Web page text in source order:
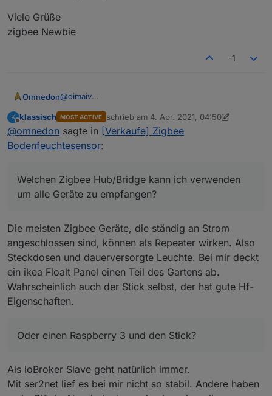
Viele Grüße
zigbee Newbie
-1
Omnedon@dimaiv
Ich würde gerne 3 oder 4 Bodenfeuchte Sensoren
im Garten platzieren - Radius ca. 20 m.
Welchen Zigbee Hub/Bridge kann ich verwenden
Stelle, sodaß der USB-Stick hier keine Hilfe ist.
Am besten über LAN/WLAN mit ioBroker zu
verbinden.
Viele Grüße
zigbee Newbie
K klassisch MOST ACTIVE schrieb am 4. Apr. 2021, 04:50
zuletzt editiert von klassisch4. Apr. 2021,
@omnedon sagte in [Verkaufe] Zigbee
Bodenfeuchtesensor:
Welchen Zigbee Hub/Bridge kann ich verwenden
um alle Geräte zu empfangen?
Die meisten Zigbee Geräte, die ständig an Strom
angeschlossen sind, können als Repeater wirken. Also
Steckdosen und dauerversorgte Leuchte. Bei mir deckt
ein ikea Floalt Panel einen Teil des Gartens ab.
Wahrscheinlich auch der Stick selbst, der hat gute Hf-
Eigenschaften.
Oder einen Raspberry 3 und den Stick?
Als ioBroker Slave geht natürlich immer.
Mit ser2net lief es bei mir nicht so stabil. Andere haben